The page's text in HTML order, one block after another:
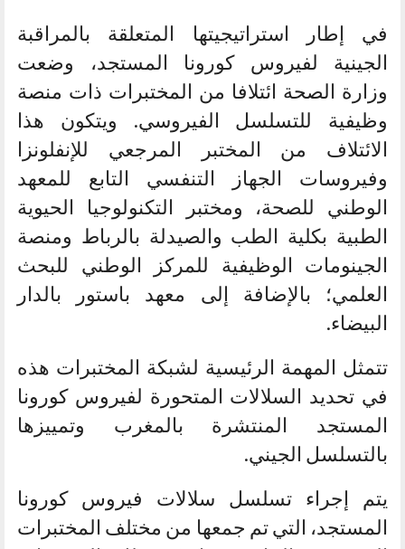
في إطار استراتيجيتها المتعلقة بالمراقبة
الجينية لفيروس كورونا المستجد، وضعت
وزارة الصحة ائتلافا من المختبرات ذات منصة
وظيفية للتسلسل الفيروسي. ويتكون هذا
الائتلاف من المختبر المرجعي للإنفلونزا
وفيروسات الجهاز التنفسي التابع للمعهد
الوطني للصحة، ومختبر التكنولوجيا الحيوية
الطبية بكلية الطب والصيدلة بالرباط ومنصة
الجينومات الوظيفية للمركز الوطني للبحث
العلمي؛ بالإضافة إلى معهد باستور بالدار
البيضاء.
تتمثل المهمة الرئيسية لشبكة المختبرات هذه
في تحديد السلالات المتحورة لفيروس كورونا
المستجد المنتشرة بالمغرب وتمييزها
بالتسلسل الجيني.
يتم إجراء تسلسل سلالات فيروس كورونا
المستجد، التي تم جمعها من مختلف المختبرات